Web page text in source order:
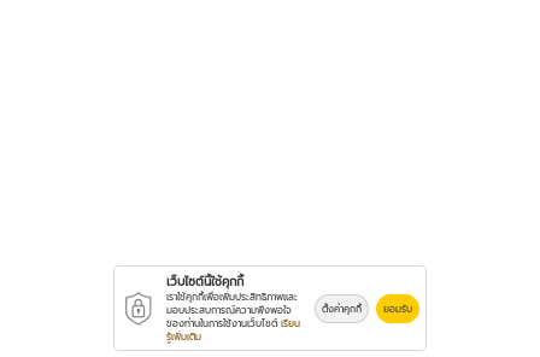
เว็บไซต์นี้ใช้คุกกี้
เราใช้คุกกี้เพื่อเพิ่มประสิทธิภาพและ
มอบประสบการณ์ความพึงพอใจ
ของท่านในการใช้งานเว็บไซต์ เรียน
รู้เพิ่มเติม
ตั้งค่าคุกกี้ ยอมรับ